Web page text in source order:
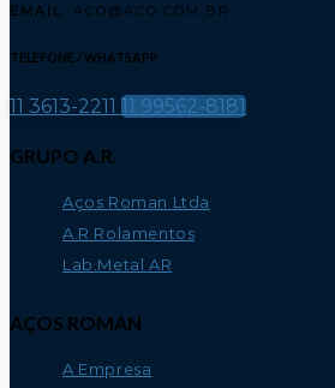
EMAIL : ACO@ACO.COM.BR
TELEFONE / WHATSAPP
11 3613-2211 11 99562-8181
GRUPO A.R.
Aços Roman Ltda
A.R Rolamentos
Lab.Metal AR
AÇOS ROMAN
A Empresa